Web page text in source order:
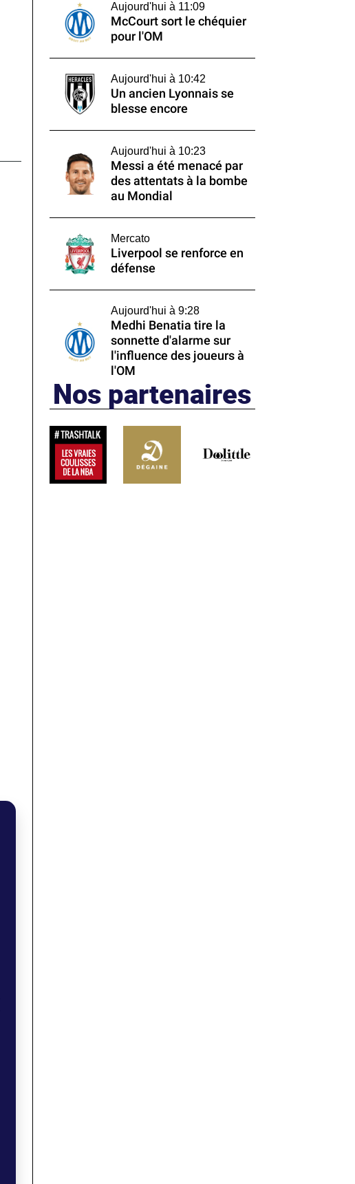
Aujourd'hui à 11:09
McCourt sort le chéquier
pour l'OM
Aujourd'hui à 10:42
Un ancien Lyonnais se
blesse encore
Aujourd'hui à 10:23
Messi a été menacé par
des attentats à la bombe
au Mondial
Mercato
Liverpool se renforce en
défense
Aujourd'hui à 9:28
Medhi Benatia tire la
sonnette d'alarme sur
l'influence des joueurs à
l'OM
Nos partenaires